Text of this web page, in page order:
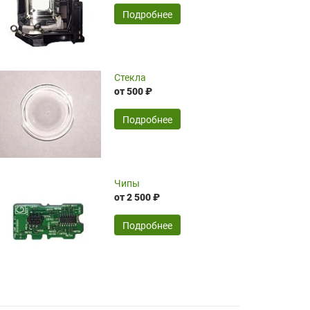
временные затраты по достаточно
оптимизированной стоимости, чему
чрезмерно благодарны!)))
SERGEY FOURSOV,24.04.2026
широкий ассортимент ламп, как оригиналов,
так и аналогов.Быстрое оформление и
передача в доставку, приемлемые цены. Мне
понравилось.
Читать полностью
16.04.2026
Подробнее
Стекла
от 500 ₽
Подробнее
Чипы
от 2 500 ₽
Подробнее